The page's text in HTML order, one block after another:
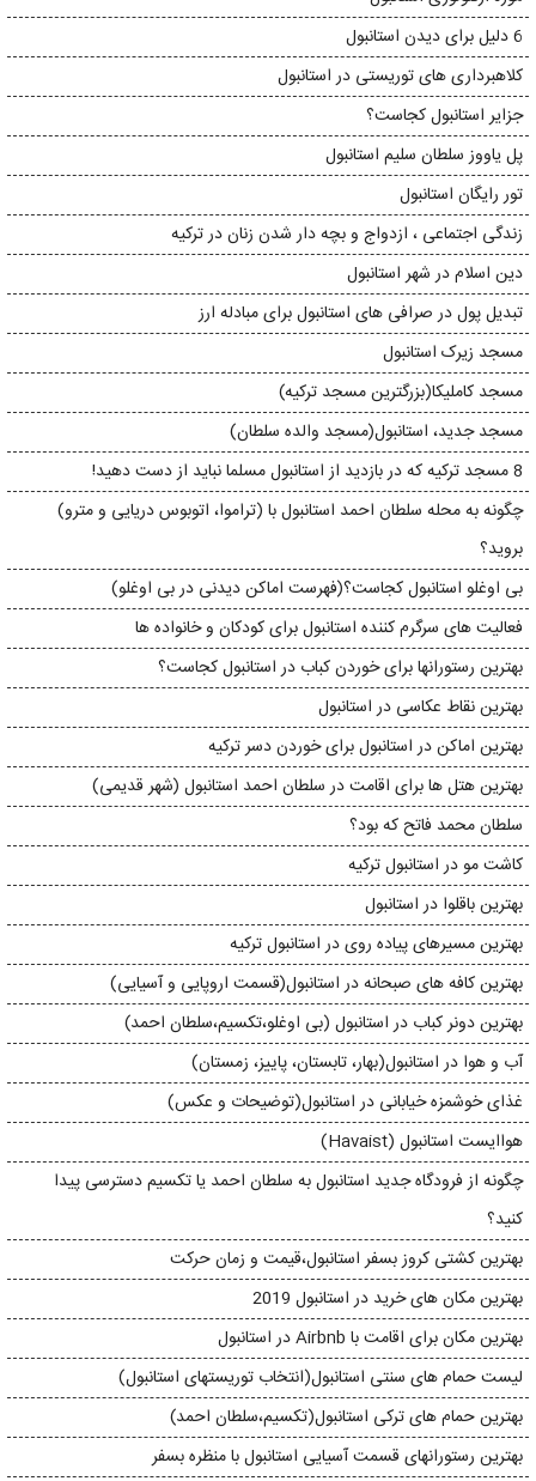
6 دلیل برای دیدن استانبول
کلاهبرداری های توریستی در استانبول
جزایر استانبول کجاست؟
پل یاووز سلطان سلیم استانبول
تور رایگان استانبول
زندگی اجتماعی ، ازدواج و بچه دار شدن زنان در ترکیه
دین اسلام در شهر استانبول
تبدیل پول در صرافی های استانبول برای مبادله ارز
مسجد زیرک استانبول
مسجد کاملیکا(بزرگترین مسجد ترکیه)
مسجد جدید، استانبول(مسجد والده سلطان)
8 مسجد ترکیه که در بازدید از استانبول مسلما نباید از دست دهید!
چگونه به محله سلطان احمد استانبول با (تراموا، اتوبوس دریایی و مترو)
بروید؟
بی اوغلو استانبول کجاست؟(فهرست اماکن دیدنی در بی اوغلو)
فعالیت های سرگرم کننده استانبول برای کودکان و خانواده ها
بهترین رستورانها برای خوردن کباب در استانبول کجاست؟
بهترین نقاط عکاسی در استانبول
بهترین اماکن در استانبول برای خوردن دسر ترکیه
بهترین هتل ها برای اقامت در سلطان احمد استانبول (شهر قدیمی)
سلطان محمد فاتح که بود؟
کاشت مو در استانبول ترکیه
بهترین باقلوا در استانبول
بهترین مسیرهای پیاده روی در استانبول ترکیه
بهترین کافه های صبحانه در استانبول(قسمت اروپایی و آسیایی)
بهترین دونر کباب در استانبول (بی اوغلو،تکسیم،سلطان احمد)
آب و هوا در استانبول(بهار، تابستان، پاییز، زمستان)
غذای خوشمزه خیابانی در استانبول(توضیحات و عکس)
هواایست استانبول (Havaist)
چگونه از فرودگاه جدید استانبول به سلطان احمد یا تکسیم دسترسی پیدا
کنید؟
بهترین کشتی کروز بسفر استانبول،قیمت و زمان حرکت
بهترین مکان های خرید در استانبول 2019
بهترین مکان برای اقامت با Airbnb در استانبول
لیست حمام های سنتی استانبول(انتخاب توریستهای استانبول)
بهترین حمام های ترکی استانبول(تکسیم،سلطان احمد)
بهترین رستورانهای قسمت آسیایی استانبول با منظره بسفر